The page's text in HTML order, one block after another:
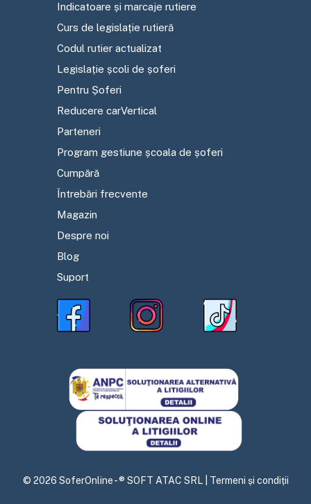
Indicatoare și marcaje rutiere
Curs de legislație rutieră
Codul rutier actualizat
Legislație școli de șoferi
Pentru Șoferi
Reducere carVertical
Parteneri
Program gestiune școala de șoferi
Cumpără
Întrebări frecvente
Magazin
Despre noi
Blog
Suport
© 2026 SoferOnline - ® SOFT ATAC SRL | Termeni și condiții